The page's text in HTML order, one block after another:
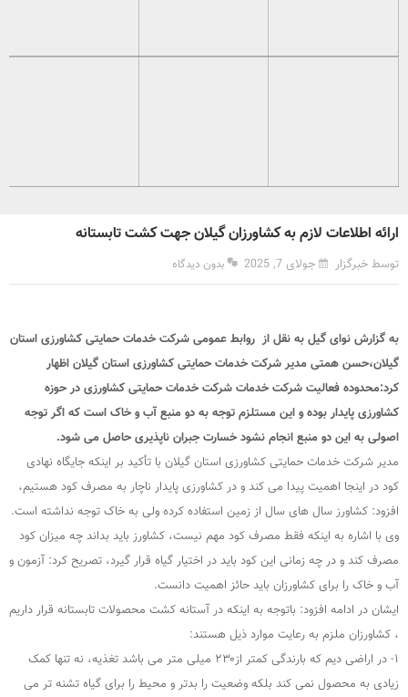
ارائه اطلاعات لازم به کشاورزان گیلان جهت کشت تابستانه
توسط خبرگزار جولای 7, 2025 بدون دیدگاه
به گزارش نوای گیل به نقل از روابط عمومی شرکت خدمات حمایتی کشاورزی استان
گیلان،حسن همتی مدیر شرکت خدمات حمایتی کشاورزی استان گیلان اظهار
کرد:محدوده فعالیت شرکت خدمات شرکت خدمات حمایتی کشاورزی در حوزه
کشاورزی پایدار بوده و این مستلزم توجه به دو منبع آب و خاک است که اگر توجه
اصولی به این دو منبع انجام نشود خسارت جبران ناپذیری حاصل می شود.
مدیر شرکت خدمات حمایتی کشاورزی استان گیلان با تأکید بر اینکه جایگاه نهادی
کود در اینجا اهمیت پیدا می کند و در کشاورزی پایدار ناچار به مصرف کود هستیم،
افزود: کشاورز سال های سال از زمین استفاده کرده ولی به خاک توجه نداشته است.
وی با اشاره به اینکه فقط مصرف کود مهم نیست، کشاورز باید بداند چه میزان کود
مصرف کند و در چه زمانی این کود باید در اختیار گیاه قرار گیرد، تصریح کرد: آزمون و
آب و خاک را برای کشاورزان باید حائز اهمیت دانست.
ایشان در ادامه افزود: باتوجه به اینکه در آستانه کشت محصولات تابستانه قرار داریم
، کشاورزان ملزم به رعایت موارد ذیل هستند:
۱- در اراضی دیم که بارندگی کمتر از۲۳۰ میلی متر می باشد تغذیه، نه تنها کمک
زیادی به محصول نمی کند بلکه وضعیت را بدتر و‌ محیط را برای گیاه تشنه تر می